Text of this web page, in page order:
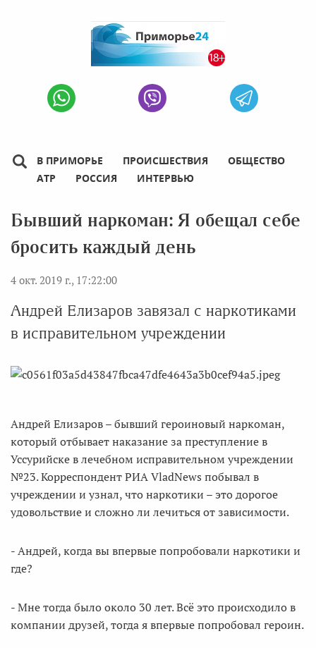
В ПРИМОРЬЕ ПРОИСШЕСТВИЯ
ОБЩЕСТВО
АТР
РОССИЯ ИНТЕРВЬЮ
Бывший наркоман: Я обещал себе
бросить каждый день
4 окт. 2019 г., 17:22:00
Андрей Елизаров завязал с наркотиками
в исправительном учреждении
Андрей Елизаров – бывший героиновый наркоман,
который отбывает наказание за преступление в
Уссурийске в лечебном исправительном учреждении
№23. Корреспондент РИА VladNews побывал в
учреждении и узнал, что наркотики – это дорогое
удовольствие и сложно ли лечиться от зависимости.
- Андрей, когда вы впервые попробовали наркотики и
где?
- Мне тогда было около 30 лет. Всё это происходило в
компании друзей, тогда я впервые попробовал героин.